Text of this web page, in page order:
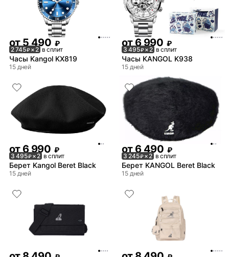
от 5 490 ₽
2 745₽× 2 в сплит
Часы Kangol KX819
15 дней
от 6 990 ₽
3 495₽× 2 в сплит
Часы KANGOL K938
15 дней
от6 990 ₽
3 495₽× 2 в сплит
Берет Kangol Beret Black
15 дней
от6 490 ₽
3 245₽× 2 в сплит
Берет KANGOL Beret Black
15 дней